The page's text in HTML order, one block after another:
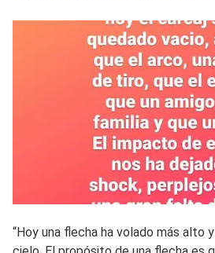
“Hoy una flecha ha volado más alto